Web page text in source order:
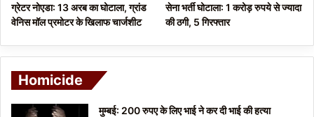
ग्रेटर नोएडा: 13 अरब का घोटाला, ग्रांड
वेनिस मॉल प्रमोटर के खिलाफ चार्जशीट
सेना भर्ती घोटाला: 1 करोड़ रुपये से ज्यादा
की ठगी, 5 गिरफ्तार
Homicide
मुम्बई: 200 रुपए के लिए भाई ने कर दी भाई की हत्या